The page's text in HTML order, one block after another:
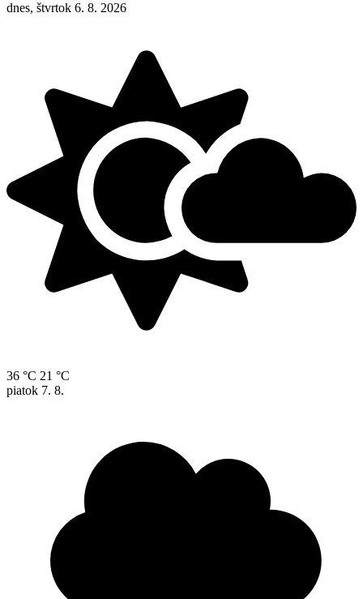
dnes, štvrtok 6. 8. 2026
36 °C 21 °C
piatok 7. 8.